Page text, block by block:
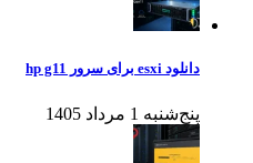
دانلود esxi برای سرور hp g11
پنج‌شنبه 1 مرداد 1405